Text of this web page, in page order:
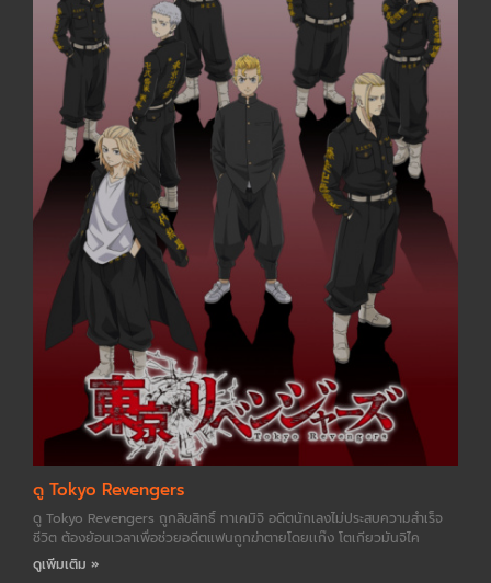
ดู Tokyo Revengers
ดู Tokyo Revengers ถูกลิขสิทธิ์ ทาเคมิจิ อดีตนักเลงไม่ประสบความสำเร็จ
ชีวิต ต้องย้อนเวลาเพื่อช่วยอดีตแฟนถูกฆ่าตายโดยเเก๊ง โตเกียวมันจิไค
ดูเพิ่มเติม »